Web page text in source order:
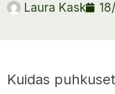
Laura Kask
Kuidas